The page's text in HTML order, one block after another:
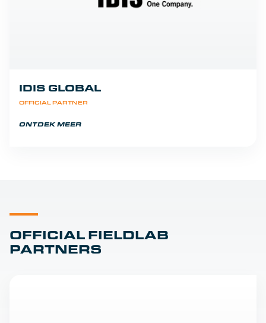
OFFICIAL PARTNER
IDIS GLOBAL
ONTDEK MEER
OFFICIAL FIELDLAB
PARTNERS